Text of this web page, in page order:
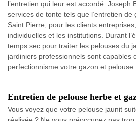
l’entretien qui leur est accordé. Joseph
services de tonte tels que l’entretien
Saint Pierre, pour les clients
individuelles et les institutions. Durant
temps sec pour traiter les pelouses du
jardiniers professionnels sont capables
perfectionnisme votre gazon et pelouse.
Entretien de pelouse herbe et
Vous voyez que votre pelouse jaunit